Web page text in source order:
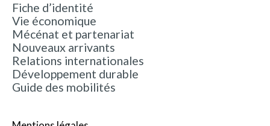
Fiche d’identité
Vie économique
Mécénat et partenariat
Nouveaux arrivants
Relations internationales
Développement durable
Guide des mobilités